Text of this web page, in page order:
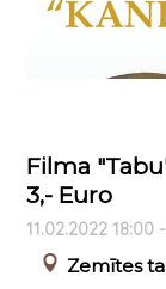
Filma
3,- Euro
11.02.2022 18:00
Zemītes